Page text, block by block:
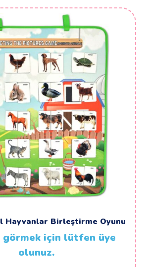
Hayvanlar Birleştirme Oyunu
görmek için lütfen üye
olunuz.